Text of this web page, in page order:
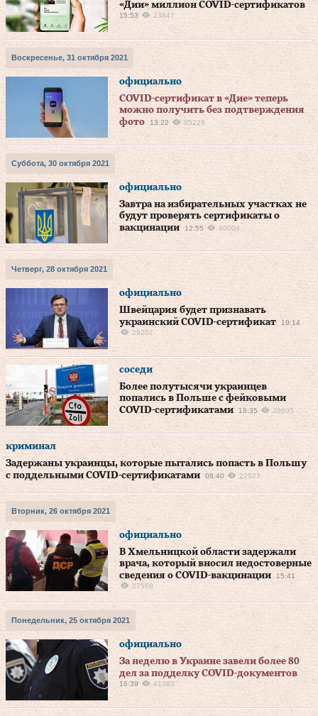
«Дии» миллион COVID-сертификатов
15:53 23847
Воскресенье, 31 октября 2021
официально
COVID-сертификат в «Дие» теперь
можно получить без подтверждения
фото
13:22 85226
Суббота, 30 октября 2021
официально
Завтра на избирательных участках не
будут проверять сертификаты о
вакцинации
12:55 40004
Четверг, 28 октября 2021
официально
Швейцария будет признавать
украинский COVID-сертификат
19:14
29207
соседи
Более полутысячи украинцев
попались в Польше с фейковыми
COVID-сертификатами
18:35 28605
криминал
Задержаны украинцы, которые пытались попасть в Польшу
с поддельными COVID-сертификатами
08:40 22527
Вторник, 26 октября 2021
официально
В Хмельницкой области задержали
врача, который вносил недостоверные
сведения о COVID-вакцинации
15:41
27568
Понедельник, 25 октября 2021
официально
За неделю в Украине завели более 80
дел за подделку COVID-документов
16:39 41383